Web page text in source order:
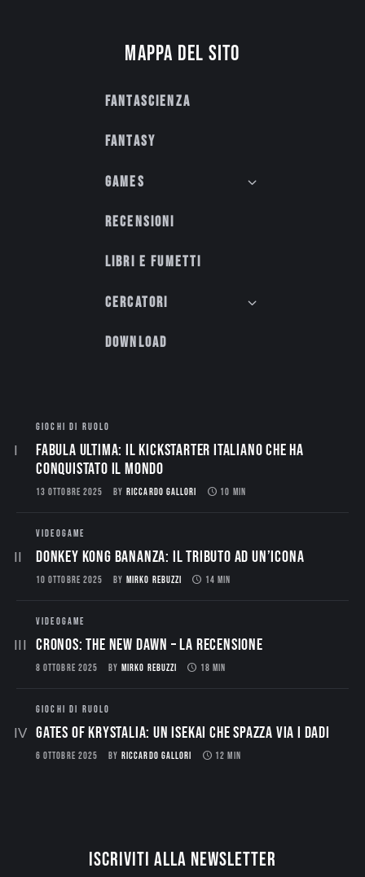
Mappa del sito
Fantascienza
Fantasy
Games
Recensioni
Libri e fumetti
Cercatori
Download
GIOCHI DI RUOLO
Fabula Ultima: il Kickstarter italiano che ha
conquistato il mondo
13 OTTOBRE 2025 BY RICCARDO GALLORI 10 MIN
VIDEOGAME
Donkey Kong Bananza: Il Tributo ad un’Icona
10 OTTOBRE 2025 BY MIRKO REBUZZI 14 MIN
VIDEOGAME
CRONOS: THE NEW DAWN – La Recensione
8 OTTOBRE 2025 BY MIRKO REBUZZI 18 MIN
GIOCHI DI RUOLO
Gates of Krystalia: Un Isekai che spazza via i dadi
6 OTTOBRE 2025 BY RICCARDO GALLORI 12 MIN
Iscriviti alla newsletter